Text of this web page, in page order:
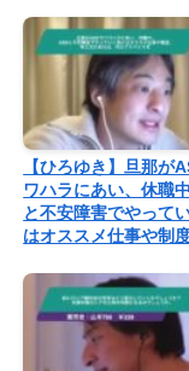
【ひろゆき】旦那が
ワハラにあい、休職
と不安障害でやって
はオススメ仕事や制